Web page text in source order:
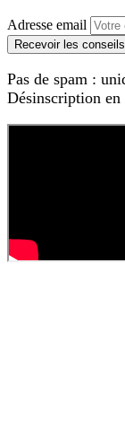
Adresse email
Recevoir les conseils
Pas de spam :
Désinscription